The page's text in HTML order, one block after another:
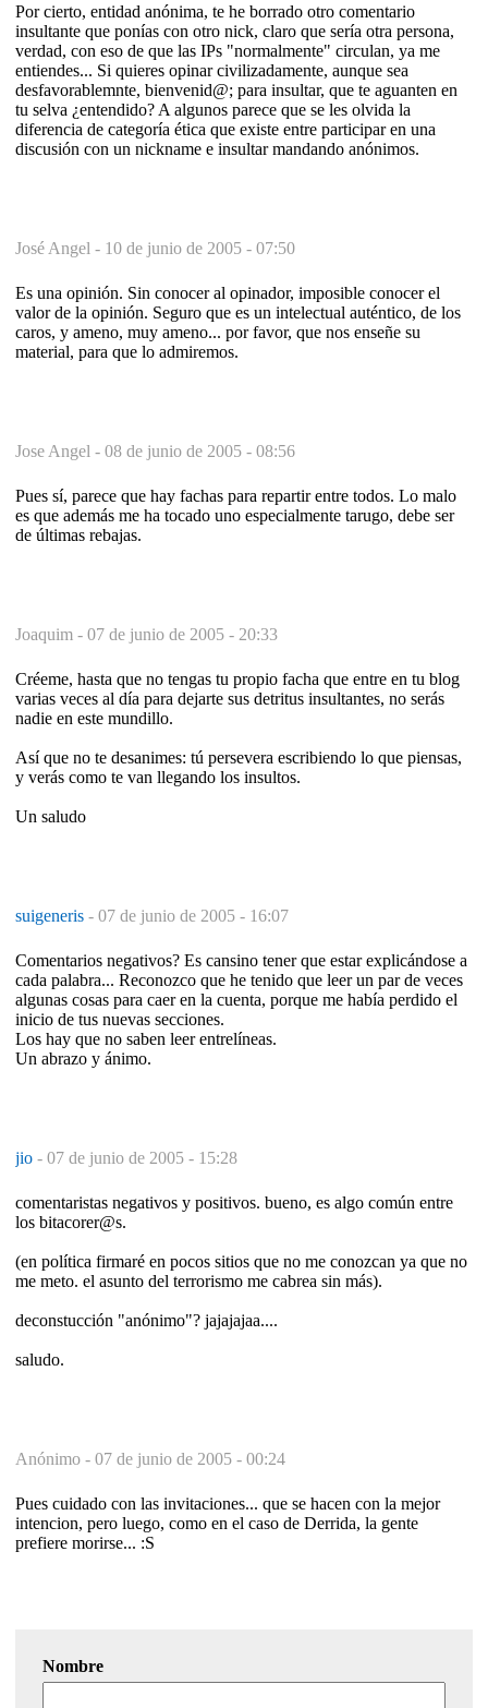
Por cierto, entidad anónima, te he borrado otro comentario
insultante que ponías con otro nick, claro que sería otra persona,
verdad, con eso de que las IPs "normalmente" circulan, ya me
entiendes... Si quieres opinar civilizadamente, aunque sea
desfavorablemnte, bienvenid@; para insultar, que te aguanten en
tu selva ¿entendido? A algunos parece que se les olvida la
diferencia de categoría ética que existe entre participar en una
discusión con un nickname e insultar mandando anónimos.
José Angel - 10 de junio de 2005 - 07:50
Es una opinión. Sin conocer al opinador, imposible conocer el
valor de la opinión. Seguro que es un intelectual auténtico, de los
caros, y ameno, muy ameno... por favor, que nos enseñe su
material, para que lo admiremos.
Jose Angel - 08 de junio de 2005 - 08:56
Pues sí, parece que hay fachas para repartir entre todos. Lo malo
es que además me ha tocado uno especialmente tarugo, debe ser
de últimas rebajas.
Joaquim - 07 de junio de 2005 - 20:33
Créeme, hasta que no tengas tu propio facha que entre en tu blog
varias veces al día para dejarte sus detritus insultantes, no serás
nadie en este mundillo.
Así que no te desanimes: tú persevera escribiendo lo que piensas,
y verás como te van llegando los insultos.
Un saludo
suigeneris - 07 de junio de 2005 - 16:07
Comentarios negativos? Es cansino tener que estar explicándose a
cada palabra... Reconozco que he tenido que leer un par de veces
algunas cosas para caer en la cuenta, porque me había perdido el
inicio de tus nuevas secciones.
Los hay que no saben leer entrelíneas.
Un abrazo y ánimo.
jio - 07 de junio de 2005 - 15:28
comentaristas negativos y positivos. bueno, es algo común entre
los bitacorer@s.
(en política firmaré en pocos sitios que no me conozcan ya que no
me meto. el asunto del terrorismo me cabrea sin más).
deconstucción "anónimo"? jajajajaa....
saludo.
Anónimo - 07 de junio de 2005 - 00:24
Pues cuidado con las invitaciones... que se hacen con la mejor
intencion, pero luego, como en el caso de Derrida, la gente
prefiere morirse... :S
Nombre